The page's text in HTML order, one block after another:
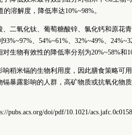
溶解度，降低率达10%~98%。
、二氧化钛、葡萄糖酸锌、氯化钙和原花
、54%~61%、32%~49%、
生物有效性的降低率分别为20%~58%和
响稻米镉的生物利用度，因此膳食策略可
镉暴露影响的人群，高矿物质或抗氧化物
pubs.acs.org/doi/pdf/10.1021/